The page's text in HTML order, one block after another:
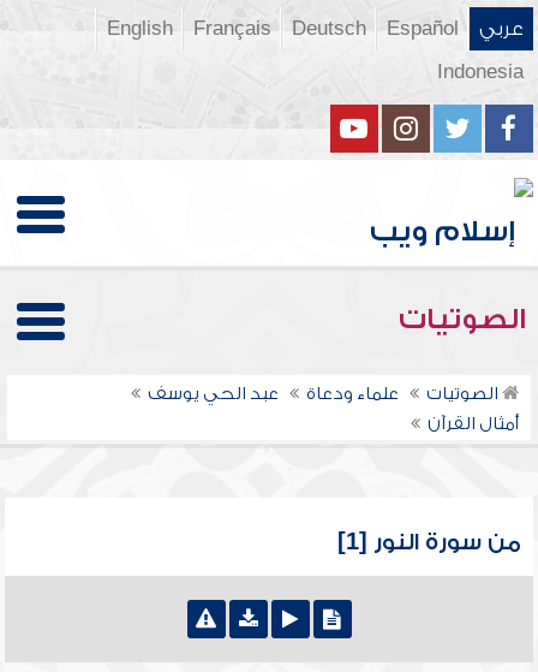
عربي Español
Deutsch
Français
English
Indonesia
الصوتيات
الصوتيات علماء ودعاة
عبد الحي يوسف
أمثال القرآن
من سورة النور [1]